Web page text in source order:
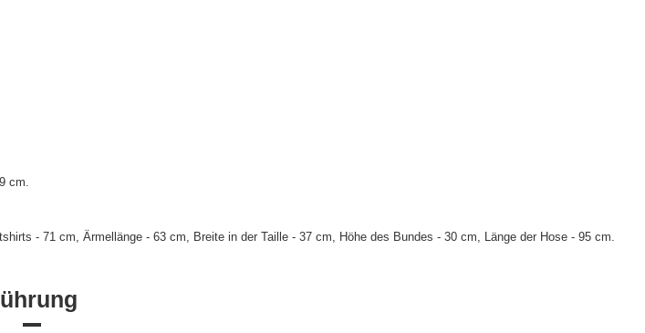
cm.
- 71 cm, Ärmellänge - 63 cm, Breite in der Taille - 37 cm, Höhe des Bundes - 30 cm, Länge der Hose - 95 cm.